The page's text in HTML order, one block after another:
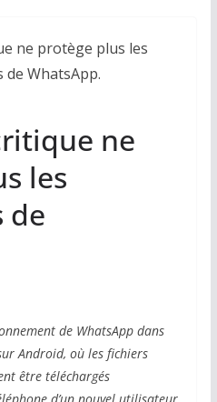
ne
les
de
de WhatsApp dans
Android, où les fichiers
être téléchargés